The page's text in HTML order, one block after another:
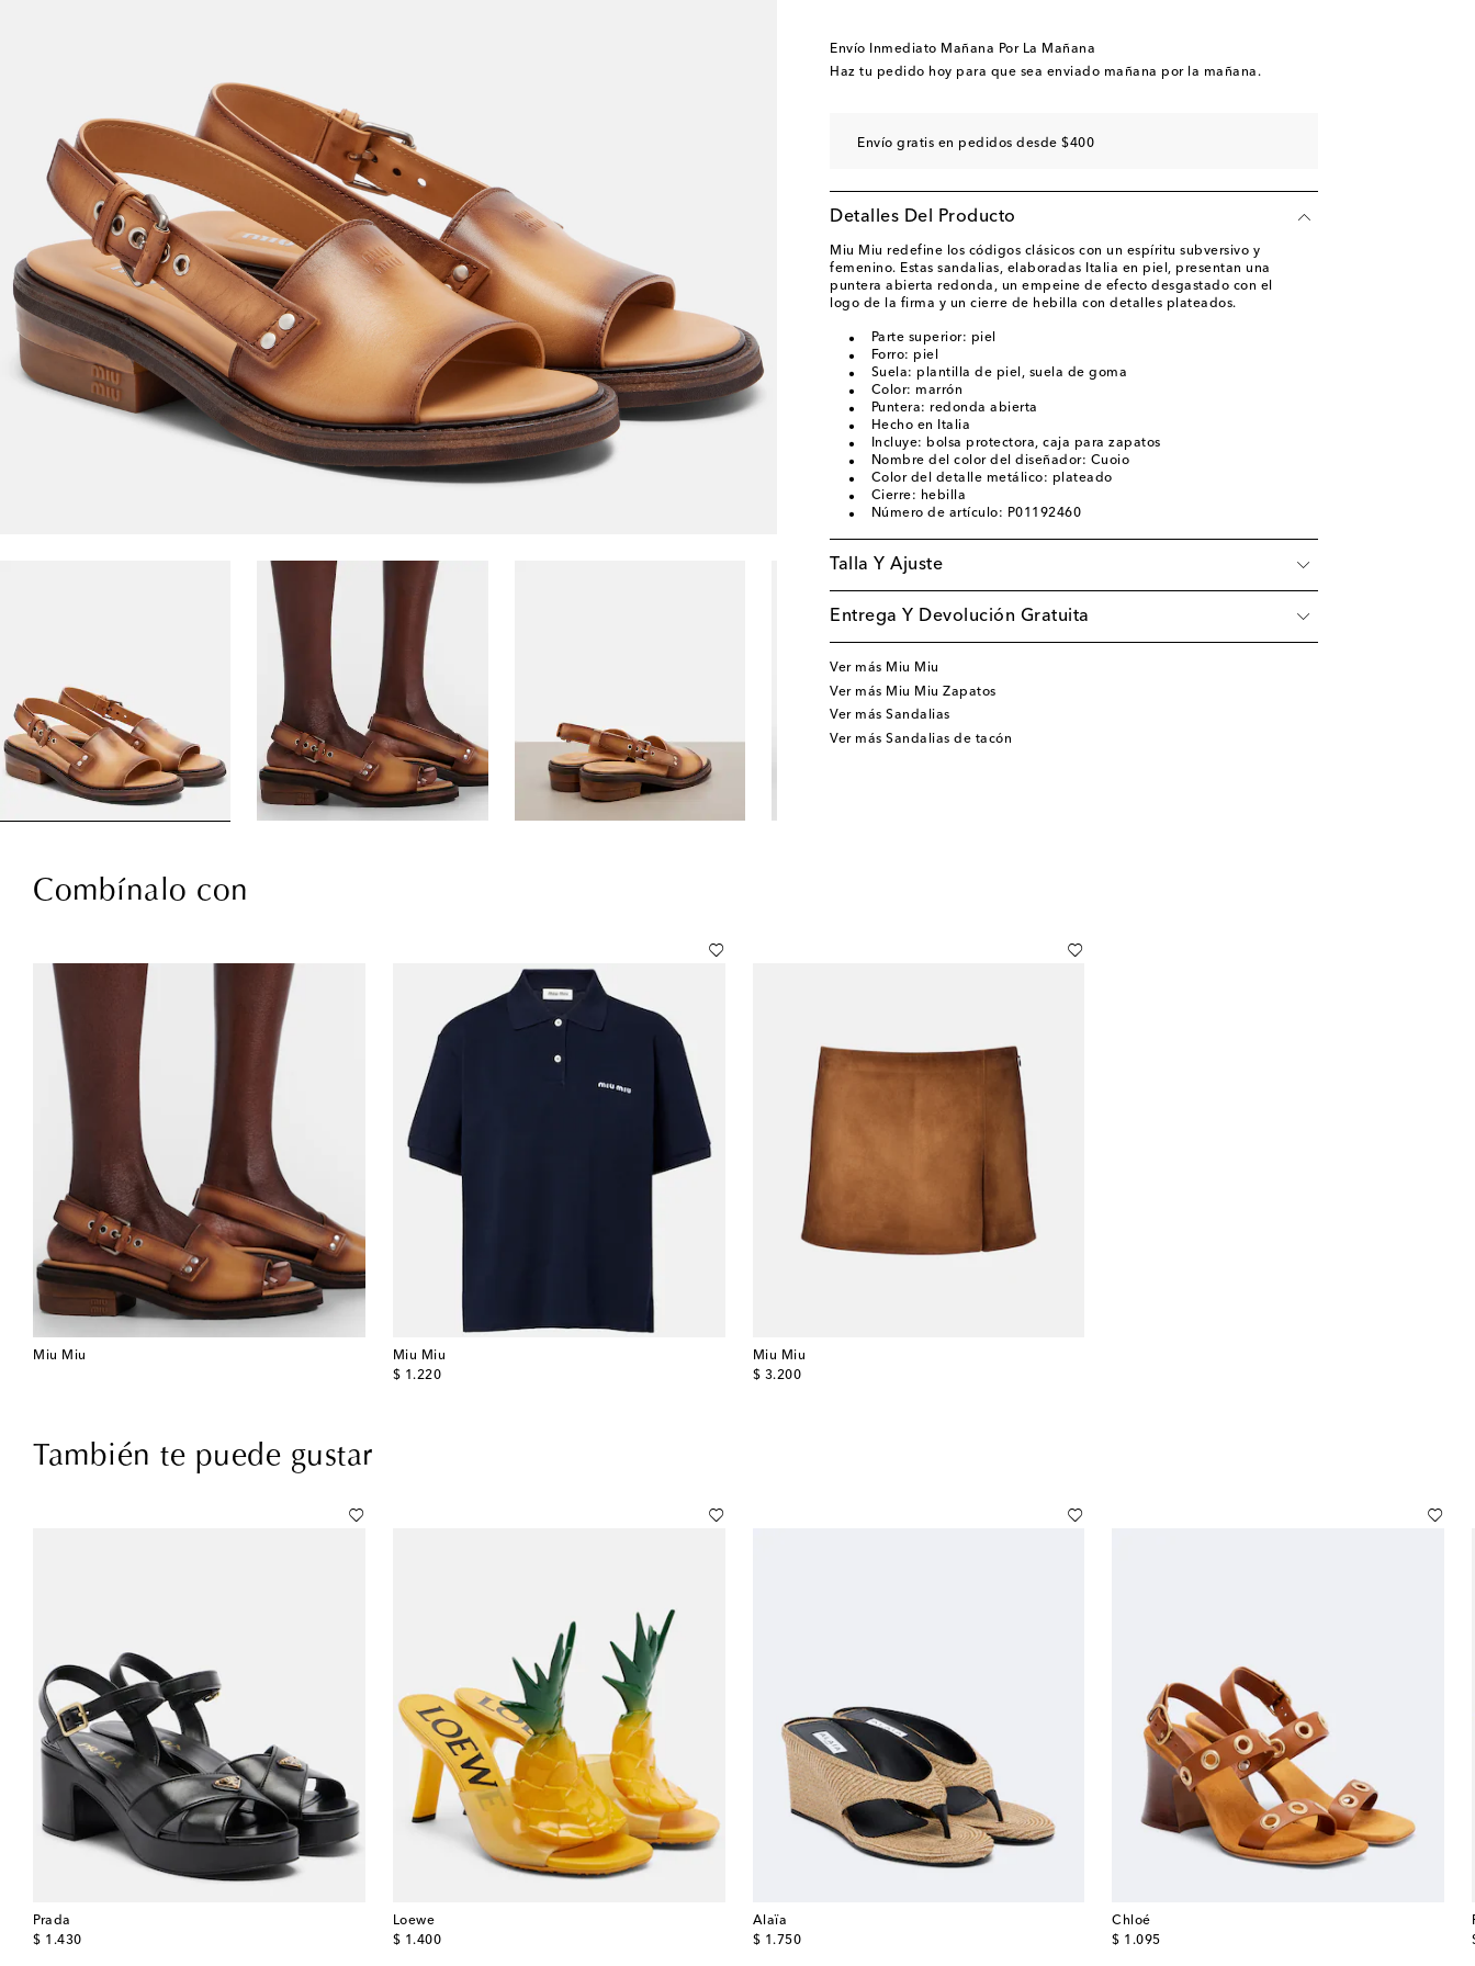
Envío Inmediato Mañana Por La Mañana
Haz tu pedido hoy para que sea enviado mañana por la mañana.
Envío gratis en pedidos desde $400
Detalles Del Producto
Miu Miu redefine los códigos clásicos con un espíritu subversivo y
femenino. Estas sandalias, elaboradas Italia en piel, presentan una
puntera abierta redonda, un empeine de efecto desgastado con el
logo de la firma y un cierre de hebilla con detalles plateados.
Parte superior: piel
Forro: piel
Suela: plantilla de piel, suela de goma
Color: marrón
Puntera: redonda abierta
Hecho en Italia
Incluye: bolsa protectora, caja para zapatos
Nombre del color del diseñador: Cuoio
Color del detalle metálico: plateado
Cierre: hebilla
Número de artículo: P01192460
Talla Y Ajuste
Entrega Y Devolución Gratuita
Ver más Miu Miu
Ver más Miu Miu Zapatos
Ver más Sandalias
Ver más Sandalias de tacón
Combínalo con
Miu Miu
Miu Miu
$ 1.220
original price
Miu Miu
$ 3.200
original price
También te puede gustar
Prada
$ 1.430
original price
Loewe
$ 1.400
original price
Alaïa
$ 1.750
original price
Chloé
$ 1.095
original price